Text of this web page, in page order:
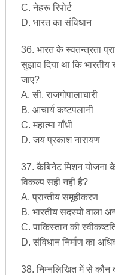
C. नेहरू रिपोर्ट
D. भारत का संविधान
36. भारत के स्वतन्त्रता
सुझाव दिया था कि भारतीय
जाए?
A. सी. राजगोपालाचारी
B. आचार्य कष्टपलानी
C. महात्मा गाँधी
D. जय प्रकाश नारायण
37. कैबिनेट मिशन योजना
विकल्प सही नहीं है?
A. प्रान्तीय समूहीकरण
B. भारतीय सदस्यों वाला
C. पाकिस्तान की
D. संविधान निर्माण का
38. निम्नलिखित में से कौन